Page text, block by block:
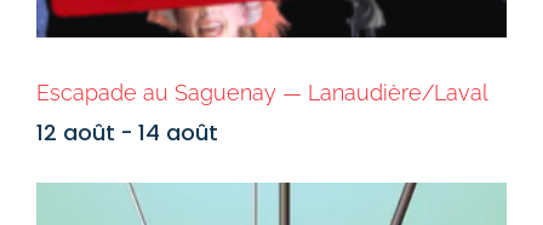
Escapade au Saguenay — Lanaudière/Laval
12 août - 14 août